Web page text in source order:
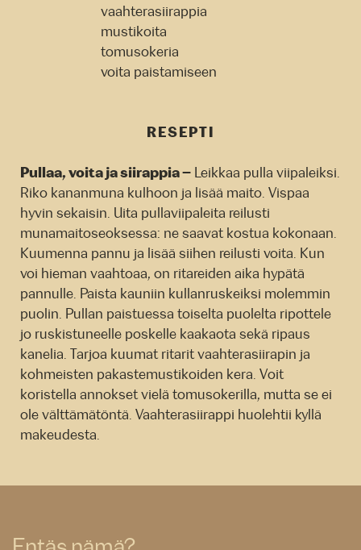
vaahterasiirappia
mustikoita
tomusokeria
voita paistamiseen
RESEPTI
Pullaa, voita ja siirappia – Leikkaa pulla viipaleiksi.
Riko kananmuna kulhoon ja lisää maito. Vispaa
hyvin sekaisin. Uita pullaviipaleita reilusti
munamaitoseoksessa: ne saavat kostua kokonaan.
Kuumenna pannu ja lisää siihen reilusti voita. Kun
voi hieman vaahtoaa, on ritareiden aika hypätä
pannulle. Paista kauniin kullanruskeiksi molemmin
puolin. Pullan paistuessa toiselta puolelta ripottele
jo ruskistuneelle poskelle kaakaota sekä ripaus
kanelia. Tarjoa kuumat ritarit vaahterasiirapin ja
kohmeisten pakastemustikoiden kera. Voit
koristella annokset vielä tomusokerilla, mutta se ei
ole välttämätöntä. Vaahterasiirappi huolehtii kyllä
makeudesta.